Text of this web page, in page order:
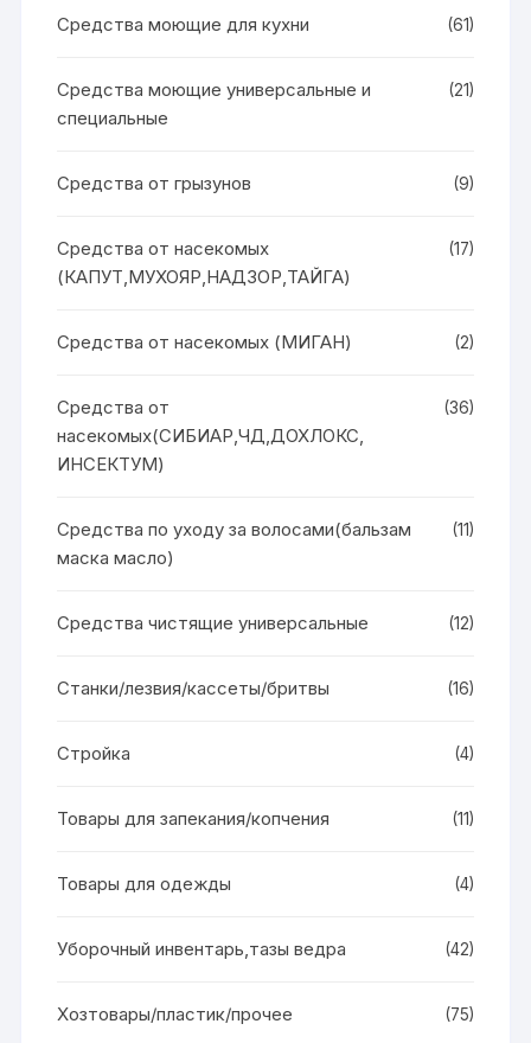
Средства моющие для кухни (61)
Средства моющие универсальные и
специальные
(21)
Средства от грызунов (9)
Средства от насекомых
(КАПУТ,МУХОЯР,НАДЗОР,ТАЙГА)
(17)
Средства от насекомых (МИГАН) (2)
Средства от
насекомых(СИБИАР,ЧД,ДОХЛОКС,
ИНСЕКТУМ)
(36)
Средства по уходу за волосами(бальзам
маска масло)
(11)
Средства чистящие универсальные (12)
Станки/лезвия/кассеты/бритвы (16)
Стройка (4)
Товары для запекания/копчения (11)
Товары для одежды (4)
Уборочный инвентарь,тазы ведра (42)
Хозтовары/пластик/прочее (75)